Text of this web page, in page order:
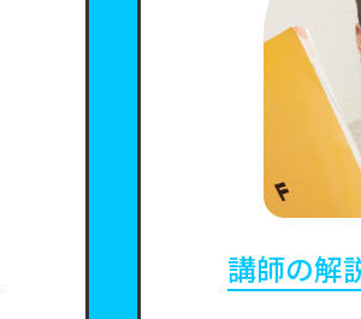
講師の解